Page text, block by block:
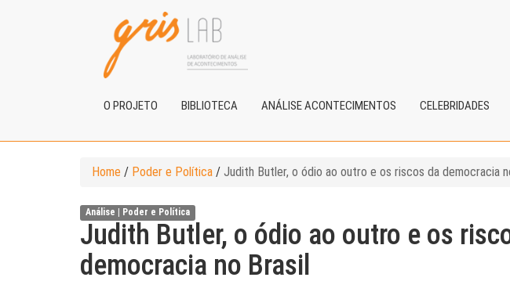
O PROJETO BIBLIOTECA ANÁLISE ACONTECIMENTOS CELEBRIDADES
Home / Poder e Política / Judith Butler, o ódio ao outro e os riscos da democracia
Análise | Poder e Política
Judith Butler, o ódio ao outro e os
democracia no Brasil